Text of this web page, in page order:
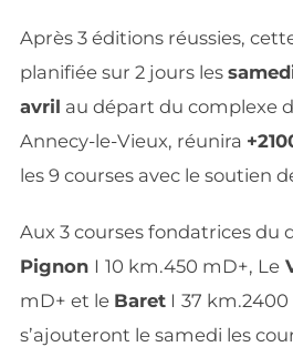
Après 3 éditions réussies,
planifiée sur 2 jours les
avril au départ du complexe
Annecy-le-Vieux, réunira
les 9 courses avec le soutien
Aux 3 courses fondatrices du
Pignon I 10 km.450 mD+, Le
mD+ et le BaretI 37 km.2400
s’ajouteront le samedi les